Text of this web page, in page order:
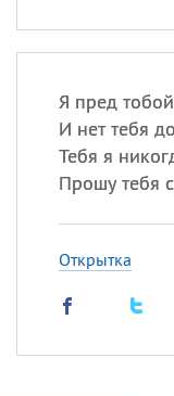
Я пред
И нет тебя
Тебя я
Прошу тебя
Открытка